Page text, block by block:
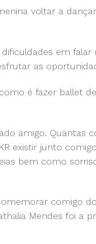
voltar a
em
as
é fazer ballet
amigo. Quantas
existir junto
bem como
comigo
Mendes foi a